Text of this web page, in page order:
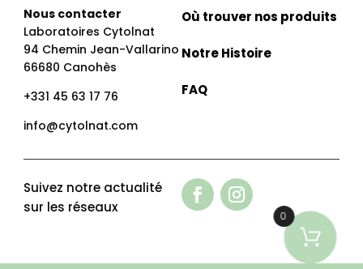
Nous contacter
Laboratoires Cytolnat
94 Chemin Jean-Vallarino
66680 Canohès
+331 45 63 17 76
info@cytolnat.com
Où trouver nos produits
Notre Histoire
FAQ
Suivez notre actualité
sur les réseaux
0